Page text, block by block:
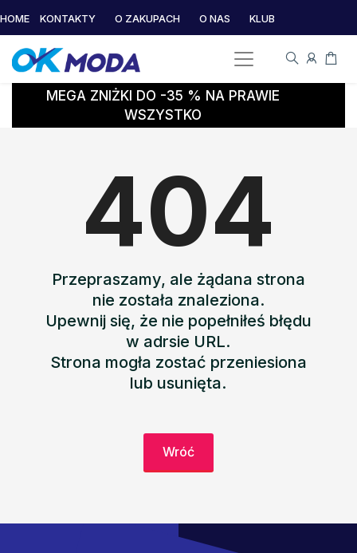
HOME KONTAKTY O ZAKUPACH O NAS KLUB
MEGA ZNIŻKI DO -35 % NA PRAWIE
WSZYSTKO
404
Przepraszamy, ale żądana strona
nie została znaleziona.
Upewnij się, że nie popełniłeś błędu
w adrsie URL.
Strona mogła zostać przeniesiona
lub usunięta.
Wróć